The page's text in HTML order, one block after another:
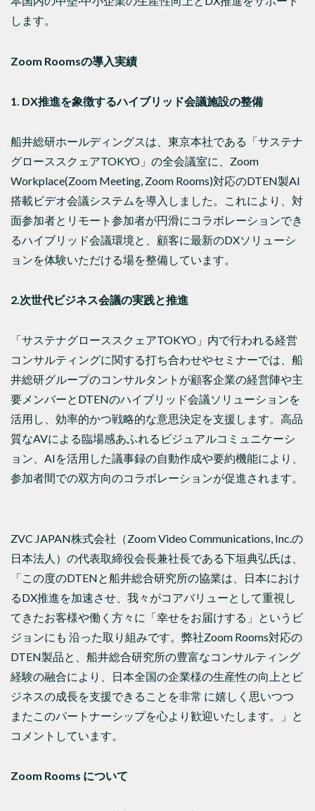
します。
Zoom Roomsの導入実績
1. DX推進を象徴するハイブリッド会議施設の整備
船井総研ホールディングスは、東京本社である「サステナ
グローススクェアTOKYO」の全会議室に、Zoom
Workplace(Zoom Meeting, Zoom Rooms)対応のDTEN製AI
搭載ビデオ会議システムを導入しました。これにより、対
面参加者とリモート参加者が円滑にコラボレーションでき
るハイブリッド会議環境と、顧客に最新のDXソリューシ
ョンを体験いただける場を整備しています。
2.次世代ビジネス会議の実践と推進
「サステナグローススクェアTOKYO」内で行われる経営
コンサルティングに関する打ち合わせやセミナーでは、船
井総研グループのコンサルタントが顧客企業の経営陣や主
要メンバーとDTENのハイブリッド会議ソリューションを
活用し、効率的かつ戦略的な意思決定を支援します。高品
質なAVによる臨場感あふれるビジュアルコミュニケーシ
ョン、AIを活用した議事録の自動作成や要約機能により、
参加者間での双方向のコラボレーションが促進されます。
ZVC JAPAN株式会社（Zoom Video Communications, Inc.の
日本法人）の代表取締役会長兼社長である下垣典弘氏は、
「この度のDTENと船井総合研究所の協業は、日本におけ
るDX推進を加速させ、我々がコアバリューとして重視し
てきたお客様や働く方々に「幸せをお届けする」というビ
ジョンにも 沿った取り組みです。弊社Zoom Rooms対応の
DTEN製品と、船井総合研究所の豊富なコンサルティング
経験の融合により、日本全国の企業様の生産性の向上とビ
ジネスの成長を支援できることを非常 に嬉しく思いつつ
またこのパートナーシップを心より歓迎いたします。」と
コメントしています。
Zoom Rooms について